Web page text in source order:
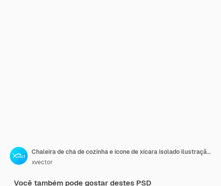
Chaleira de chá de cozinha e ícone de xícara isolado ilustração de renderização 3d
xvector
Você também pode gostar destes PSD